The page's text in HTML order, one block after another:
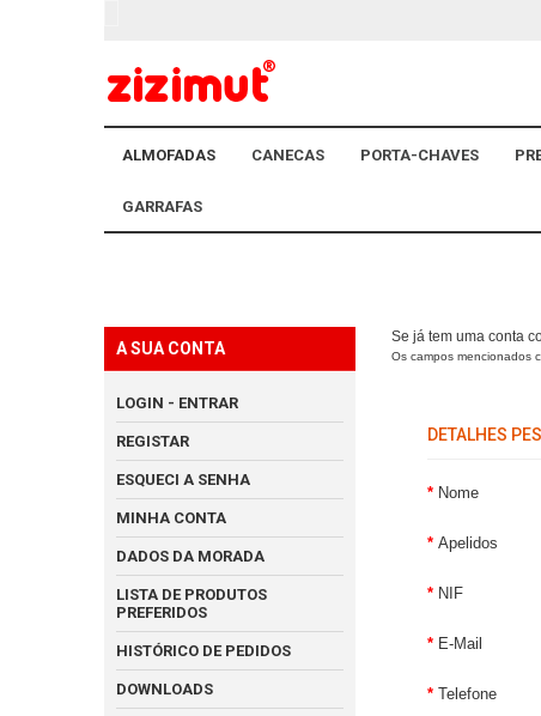
ALMOFADAS CANECAS PORTA-CHAVES
GARRAFAS
A SUA CONTA
LOGIN - ENTRAR
REGISTAR
ESQUECI A SENHA
MINHA CONTA
DADOS DA MORADA
LISTA DE PRODUTOS
PREFERIDOS
HISTÓRICO DE PEDIDOS
DOWNLOADS
Se já tem uma conta
Os campos mencionados
DETALHES
Nome
Apelidos
NIF
E-Mail
Telefone